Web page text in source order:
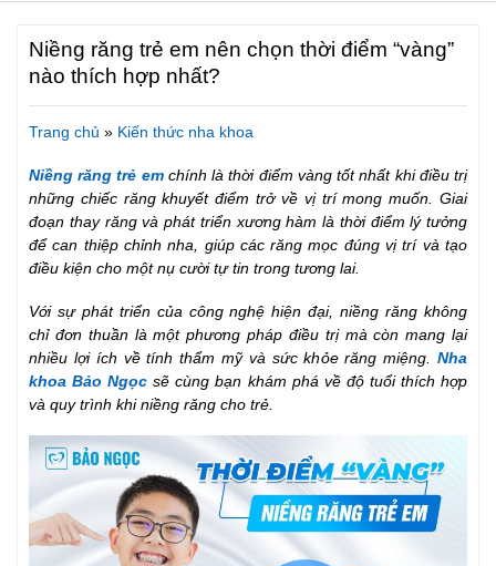
Niềng răng trẻ em nên chọn thời điểm “vàng”
nào thích hợp nhất?
Trang chủ » Kiến thức nha khoa
Niềng răng trẻ em chính là thời điểm vàng tốt nhất khi điều trị
những chiếc răng khuyết điểm trở về vị trí mong muốn. Giai
đoạn thay răng và phát triển xương hàm là thời điểm lý tưởng
để can thiệp chỉnh nha, giúp các răng mọc đúng vị trí và tạo
điều kiện cho một nụ cười tự tin trong tương lai.
Với sự phát triển của công nghệ hiện đại, niềng răng không
chỉ đơn thuần là một phương pháp điều trị mà còn mang lại
nhiều lợi ích về tính thẩm mỹ và sức khỏe răng miệng. Nha
khoa Bảo Ngọc sẽ cùng bạn khám phá về độ tuổi thích hợp
và quy trình khi niềng răng cho trẻ.